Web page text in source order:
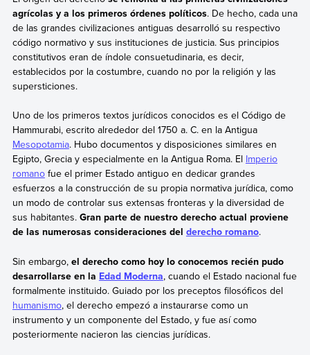
agrícolas y a los primeros órdenes políticos. De hecho, cada una
de las grandes civilizaciones antiguas desarrolló su respectivo
código normativo y sus instituciones de justicia. Sus principios
constitutivos eran de índole consuetudinaria, es decir,
establecidos por la costumbre, cuando no por la religión y las
supersticiones.
Uno de los primeros textos jurídicos conocidos es el Código de
Hammurabi, escrito alrededor del 1750 a. C. en la Antigua
Mesopotamia. Hubo documentos y disposiciones similares en
Egipto, Grecia y especialmente en la Antigua Roma. El Imperio
romanofue el primer Estado antiguo en dedicar grandes
esfuerzos a la construcción de su propia normativa jurídica, como
un modo de controlar sus extensas fronteras y la diversidad de
sus habitantes. Gran parte de nuestro derecho actual proviene
de las numerosas consideraciones del derecho romano.
Sin embargo, el derecho como hoy lo conocemos recién pudo
desarrollarse en la Edad Moderna, cuando el Estado nacional fue
formalmente instituido. Guiado por los preceptos filosóficos del
humanismo, el derecho empezó a instaurarse como un
instrumento y un componente del Estado, y fue así como
posteriormente nacieron las ciencias jurídicas.